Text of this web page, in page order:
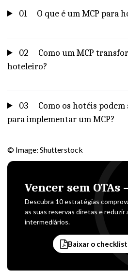
01 O que é um MCP para
02
Como um MCP
hoteleiro?
03
Como os hotéis
para implementar um MCP?
© Image: Shutterstock
Vencer sem OTAs
Descubra 10 estratégias
as suas reservas diretas e reduzir
intermediários.
Baixar o